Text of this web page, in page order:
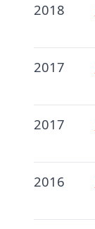
2018
2017
2017
2016